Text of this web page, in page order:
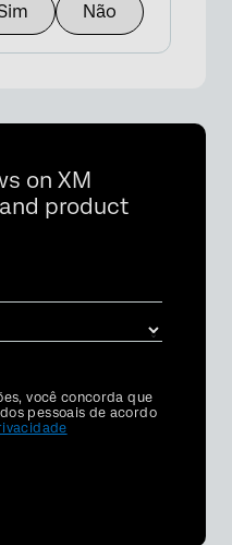
Não
on XM
product
você concorda que
pessoais de acordo